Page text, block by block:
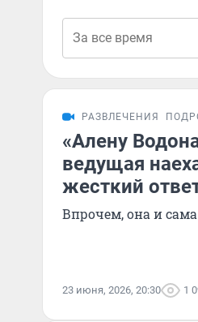
РАЗВЛЕЧЕНИЯ
«Алену
ведущая
жесткий
Впрочем, она и
23 июня, 2026, 20:30 1